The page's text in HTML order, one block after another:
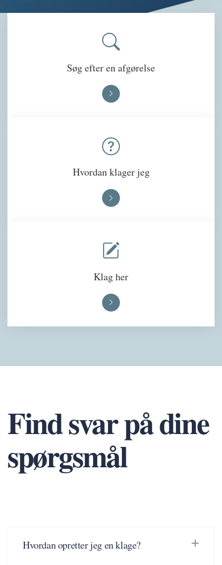
Søg efter en afgørelse
Hvordan klager jeg
Klag her
Find svar på dine
spørgsmål
Hvordan opretter jeg en klage?